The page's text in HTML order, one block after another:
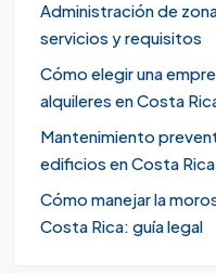
Administración de
servicios y requisitos
Cómo elegir una
alquileres en Costa
Mantenimiento
edificios en Costa Rica
Cómo manejar la
Costa Rica: guía legal